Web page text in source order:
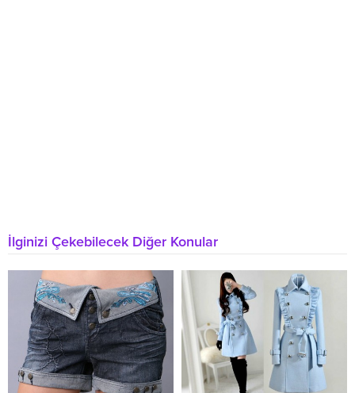
İlginizi Çekebilecek Diğer Konular